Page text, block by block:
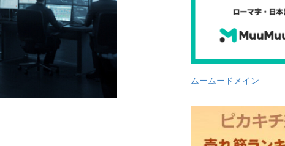
ムームードメイン